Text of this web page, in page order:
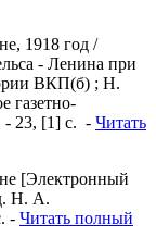
1918 год /
- Ленина при
ВКП(б) ; Н.
газетно-
- 23, [1] с. - Читать
[Электронный
Н. А.
- Читать полный